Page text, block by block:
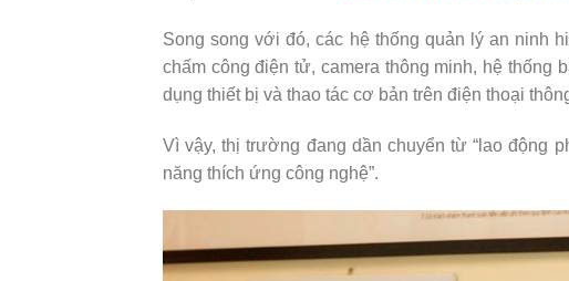
Song song với đó, các hệ thống quản lý an ninh
chấm công điện tử, camera thông minh, hệ
dụng thiết bị và thao tác cơ bản trên điện thoại
Vì vậy, thị trường đang dần chuyển từ “lao động
năng thích ứng công nghệ”.